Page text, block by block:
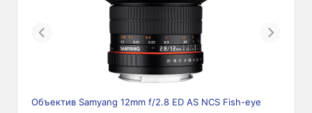
Previous Next
Объектив Samyang 12mm f/2.8 ED AS NCS Fish-eye